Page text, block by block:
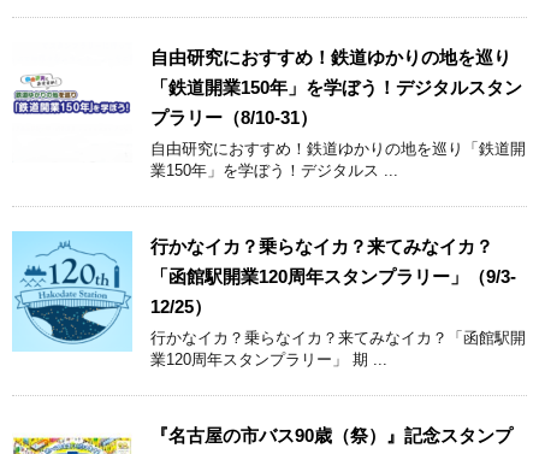
自由研究におすすめ！鉄道ゆかりの地を巡り
「鉄道開業150年」を学ぼう！デジタルスタン
プラリー（8/10-31）
自由研究におすすめ！鉄道ゆかりの地を巡り「鉄道開
業150年」を学ぼう！デジタルス ...
行かなイカ？乗らなイカ？来てみなイカ？
「函館駅開業120周年スタンプラリー」（9/3-
12/25）
行かなイカ？乗らなイカ？来てみなイカ？「函館駅開
業120周年スタンプラリー」 期 ...
『名古屋の市バス90歳（祭）』記念スタンプ